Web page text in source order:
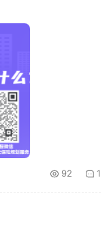
92 1